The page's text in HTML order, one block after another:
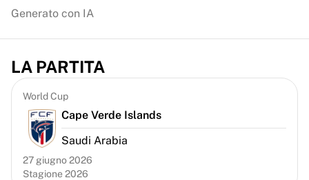
Portland Trail Blazers
Visualizza tutto il basket
Le migliori squadre NBA
Charlotte Hornets
Chicago Bulls
Portland Trail Blazers
LA Clippers
Visualizza tutta la NBA
Le migliori squadre europee
Beşiktaş Gain
Generato con IA
LA PARTITA
World Cup
Cape Verde Islands
Saudi Arabia
27 giugno 2026
Stagione 2026